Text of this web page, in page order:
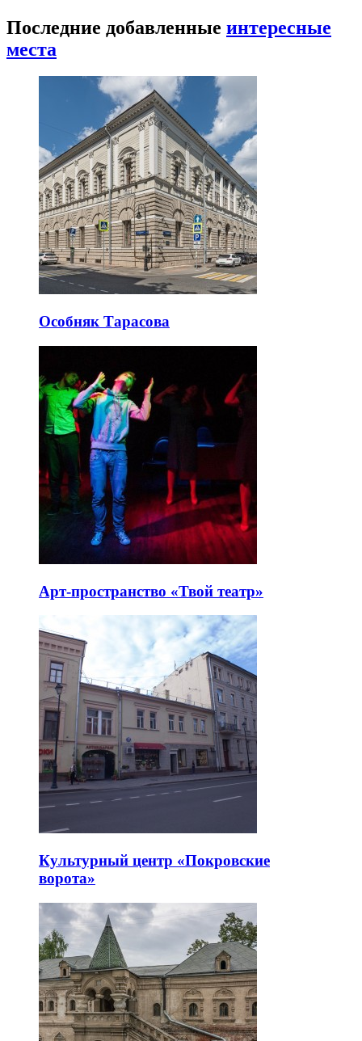
Последние добавленные интересные
места
Особняк Тарасова
Арт-пространство «Твой театр»
Культурный центр «Покровские
ворота»